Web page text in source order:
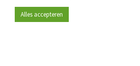
Alles accepteren